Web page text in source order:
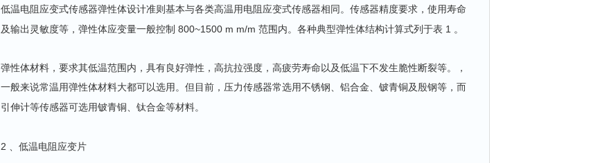
低温电阻应变式传感器弹性体设计准则基本与各类高温用电阻应变式传感器相同。传感器精度要求，使用寿命
及输出灵敏度等，弹性体应变量一般控制 800~1500 m m/m 范围内。各种典型弹性体结构计算式列于表 1 。
弹性体材料，要求其低温范围内，具有良好弹性，高抗拉强度，高疲劳寿命以及低温下不发生脆性断裂等。，
一般来说常温用弹性体材料大都可以选用。但目前，压力传感器常选用不锈钢、铝合金、铍青铜及殷钢等，而
引伸计等传感器可选用铍青铜、钛合金等材料。
2 、低温电阻应变片